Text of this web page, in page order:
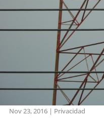
Nov 23, 2016| Privacidad